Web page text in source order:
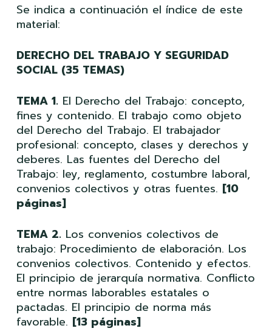
Se indica a continuación el índice de este
material:
DERECHO DEL TRABAJO Y SEGURIDAD
SOCIAL (35 TEMAS)
TEMA 1. El Derecho del Trabajo: concepto,
fines y contenido. El trabajo como objeto
del Derecho del Trabajo. El trabajador
profesional: concepto, clases y derechos y
deberes. Las fuentes del Derecho del
Trabajo: ley, reglamento, costumbre laboral,
convenios colectivos y otras fuentes. [10
páginas]
TEMA 2. Los convenios colectivos de
trabajo: Procedimiento de elaboración. Los
convenios colectivos. Contenido y efectos.
El principio de jerarquía normativa. Conflicto
entre normas laborables estatales o
pactadas. El principio de norma más
favorable. [13 páginas]